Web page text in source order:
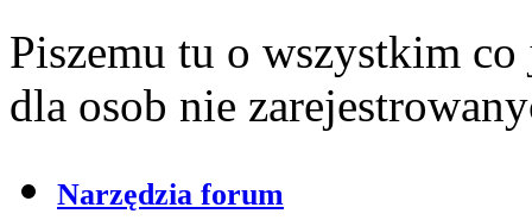
Piszemu tu o wszystkim
dla osob nie
Narzędzia forum